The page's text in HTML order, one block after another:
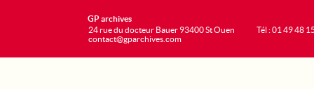
GP archives
24 rue du docteur Bauer 93400 St Ouen
contact@gparchives.com
Tél : 01 49 48